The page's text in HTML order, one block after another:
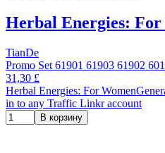
Herbal Energies: For
TianDe
Promo Set 61901 61903 61902
31,30 £
Herbal Energies: For
in to any Traffic Linkr account
В корзину